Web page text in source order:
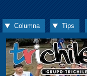
Columna Tips